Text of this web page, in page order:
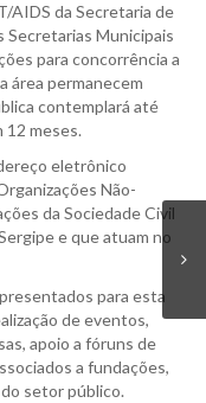
AIDS da Secretaria de
Secretarias Municipais
para concorrência a
área permanecem
contemplará até
12 meses.
eletrônico
Não-
da Sociedade Civil
e que atuam no
para esta
de eventos,
apoio a fóruns de
a fundações,
setor público.